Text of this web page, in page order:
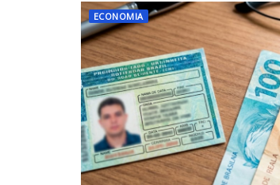
ECONOMIA